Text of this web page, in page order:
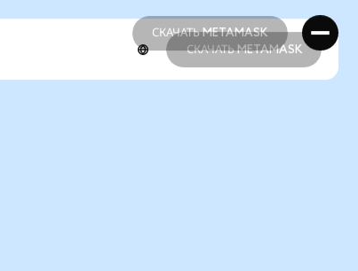
СКАЧАТЬ METAMASK
СКАЧАТЬ METAMASK
СКАЧАТЬ METAMASK